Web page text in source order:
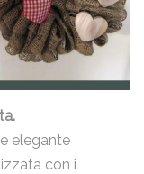
.
elegante
con i